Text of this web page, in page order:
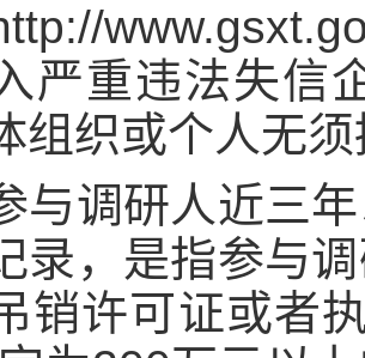
严重违法失信
组织或个人无
与调研人近三
录，是指参与
销许可证或者